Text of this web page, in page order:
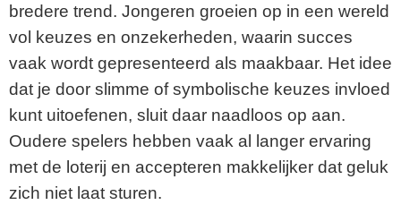
bredere trend. Jongeren groeien op in een wereld
vol keuzes en onzekerheden, waarin succes
vaak wordt gepresenteerd als maakbaar. Het idee
dat je door slimme of symbolische keuzes invloed
kunt uitoefenen, sluit daar naadloos op aan.
Oudere spelers hebben vaak al langer ervaring
met de loterij en accepteren makkelijker dat geluk
zich niet laat sturen.